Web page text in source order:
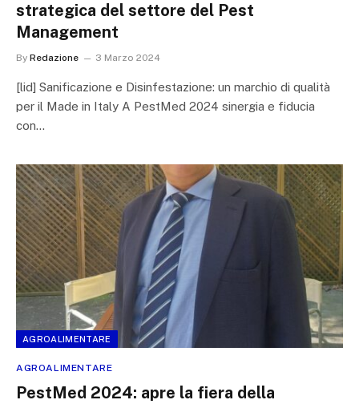
strategica del settore del Pest
Management
By Redazione 3 Marzo 2024
[lid] Sanificazione e Disinfestazione: un marchio di qualità
per il Made in Italy A PestMed 2024 sinergia e fiducia
con…
AGROALIMENTARE
AGROALIMENTARE
PestMed 2024: apre la fiera della